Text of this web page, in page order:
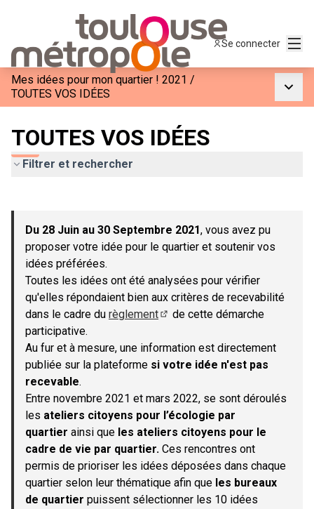
Se connecter
Mes idées pour mon quartier ! 2021 /
TOUTES VOS IDÉES
TOUTES VOS IDÉES
Filtrer et rechercher
−
Du 28 Juin au 30 Septembre 2021, vous avez pu
proposer votre idée pour le quartier et soutenir vos
idées préférées.
Toutes les idées ont été analysées pour vérifier
qu'elles répondaient bien aux critères de recevabilité
dans le cadre du règlement
de cette démarche
participative.
Au fur et à mesure, une information est directement
publiée sur la plateforme si votre idée n'est pas
recevable.
Entre novembre 2021 et mars 2022, se sont déroulés
les ateliers citoyens pour l’écologie par
quartier ainsi que les ateliers citoyens pour le
cadre de vie par quartier. Ces rencontres ont
permis de prioriser les idées déposées dans chaque
quartier selon leur thématique afin que les bureaux
de quartier puissent sélectionner les 10 idées